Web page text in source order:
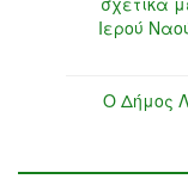
Ιερού
Ο Δήμος